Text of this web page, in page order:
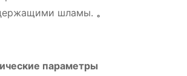
шламы. 。
параметры